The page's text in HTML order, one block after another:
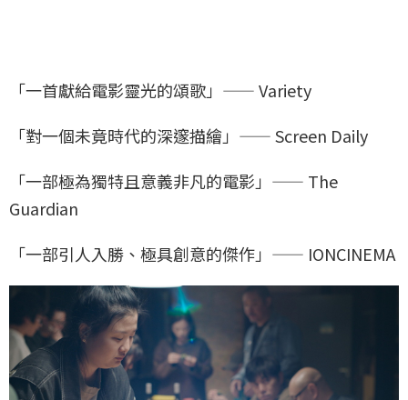
「一首獻給電影靈光的頌歌」—— Variety
「對一個未竟時代的深邃描繪」—— Screen Daily
「一部極為獨特且意義非凡的電影」—— The
Guardian
「一部引人入勝、極具創意的傑作」—— IONCINEMA